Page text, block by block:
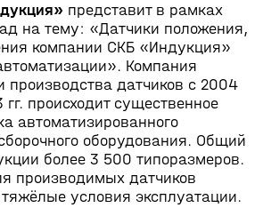
представит в рамках
на тему: «Датчики положения,
компании СКБ «Индукция»
Компания
производства датчиков с 2004
происходит существенное
автоматизированного
оборудования. Общий
более 3 500 типоразмеров.
производимых датчиков
условия эксплуатации.